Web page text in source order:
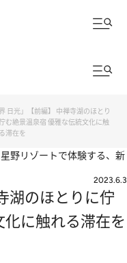
界 日光」【前編】 中禅寺湖のほとり
む絶景温泉宿 優雅な伝統文化に触
滞在を
野リゾートで体験する、新
2023.6.3
湖のほとりに佇
に触れる滞在を